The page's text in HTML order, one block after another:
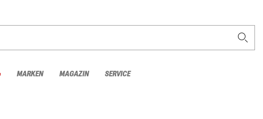
MARKEN MAGAZIN SERVICE